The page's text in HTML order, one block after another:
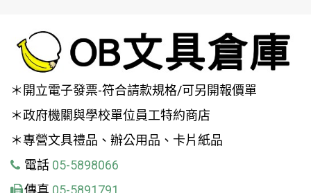
＊開立電子發票-符合請款規格/可另開報價單
＊政府機關與學校單位員工特約商店
＊專營文具禮品、辦公用品、卡片紙品
電話 05-5898066
傳真 05-5891791